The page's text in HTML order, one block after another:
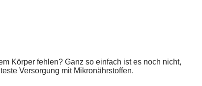
Körper fehlen? Ganz so einfach ist es noch nicht,
Versorgung mit Mikronährstoffen.